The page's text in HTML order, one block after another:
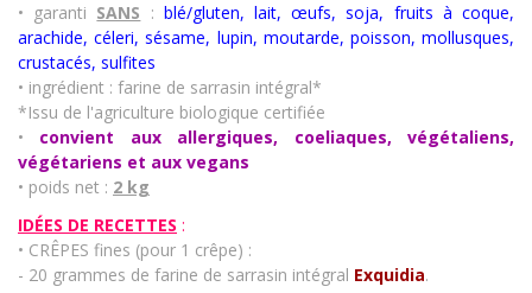
• garanti SANS : blé/gluten, lait, œufs, soja, fruits à coque,
arachide, céleri, sésame, lupin, moutarde, poisson, mollusques,
crustacés, sulfites
• ingrédient : farine de sarrasin intégral*
*Issu de l'agriculture biologique certifiée
• convient aux allergiques, coeliaques, végétaliens,
végétariens et aux vegans
• poids net : 2 kg
IDÉES DE RECETTES :
• CRÊPES fines (pour 1 crêpe) :
- 20 grammes de farine de sarrasin intégral Exquidia.